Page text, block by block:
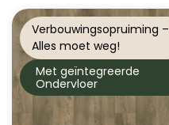
Verbouwingsopruiming –
Alles moet weg!
Met geïntegreerde
Ondervloer